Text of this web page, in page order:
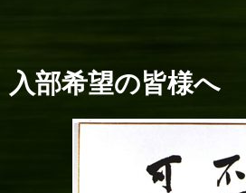
入部希望の皆様へ